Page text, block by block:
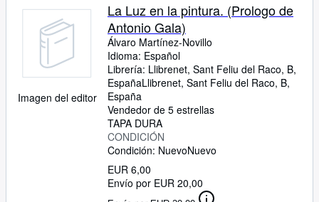
Imagen del editor
La Luz en la pintura. (Prologo de
Antonio Gala)
Álvaro Martínez-Novillo
Idioma: Español
Librería: Llibrenet, Sant Feliu del Raco, B,
EspañaLlibrenet, Sant Feliu del Raco, B,
España
Vendedor de 5 estrellas
TAPA DURA
CONDICIÓN
Condición: NuevoNuevo
EUR 6,00
Envío por EUR 20,00